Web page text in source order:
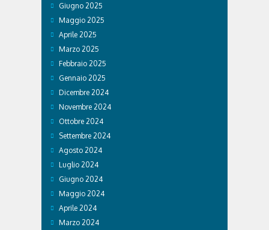
Giugno 2025
Maggio 2025
Aprile 2025
Marzo 2025
Febbraio 2025
Gennaio 2025
Dicembre 2024
Novembre 2024
Ottobre 2024
Settembre 2024
Agosto 2024
Luglio 2024
Giugno 2024
Maggio 2024
Aprile 2024
Marzo 2024